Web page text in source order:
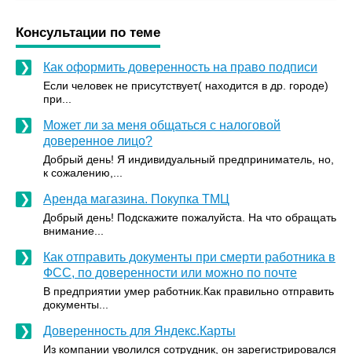
Консультации по теме
Как оформить доверенность на право подписи
Если человек не присутствует( находится в др. городе)
при...
Может ли за меня общаться с налоговой
доверенное лицо?
Добрый день! Я индивидуальный предприниматель, но,
к сожалению,...
Аренда магазина. Покупка ТМЦ
Добрый день! Подскажите пожалуйста. На что обращать
внимание...
Как отправить документы при смерти работника в
ФСС, по доверенности или можно по почте
В предприятии умер работник.Как правильно отправить
документы...
Доверенность для Яндекс.Карты
Из компании уволился сотрудник, он зарегистрировался